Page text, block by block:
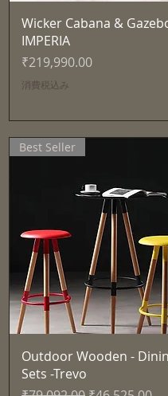
クイックビュー
Wicker Cabana &
IMPERIA
価格
₹219,990.00
消費税込み
クイックビュー
Best Seller
Outdoor Wooden -
Sets -Trevo